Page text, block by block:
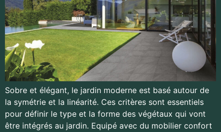
Sobre et élégant, le jardin moderne est basé autour de
la symétrie et la linéarité. Ces critères sont essentiels
pour définir le type et la forme des végétaux qui vont
être intégrés au jardin. Equipé avec du mobilier confort